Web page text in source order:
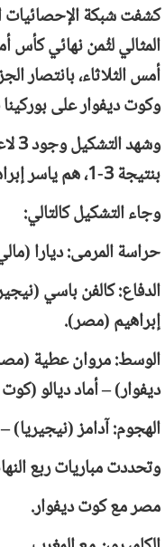
كشفت شبكة الإحصائيات
وكوت ديفوار على بوركينا
بنتيجة 3-1، هم ياسر إبراهيم ومروان عطية ومحمد صلاح.
وجاء التشكيل كالتالي:
حراسة المرمى: ديارا
الدفاع: كالفن باسي
إبراهيم (مصر).
الوسط: مروان عطية
ديفوار) – أماد ديالو
الهجوم: آدامز
وتحددت مباريات ربع
مصر مع كوت ديفوار.